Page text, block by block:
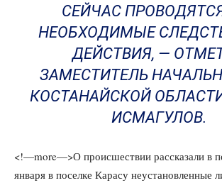
СЕЙЧАС
НЕОБХОДИМЫЕ
ДЕЙСТВИЯ, —
ЗАМЕСТИТЕЛЬ
КОСТАНАЙСКОЙ
ИСМАГУЛОВ.
<!—more—>О происшествии рассказали в
января в поселке Карасу неустановленные